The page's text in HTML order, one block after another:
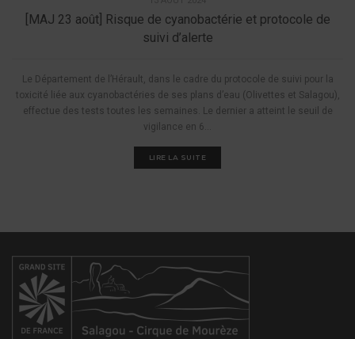
[MAJ 23 août] Risque de cyanobactérie et protocole de
suivi d’alerte
Le Département de l’Hérault, dans le cadre du protocole de suivi pour la
toxicité liée aux cyanobactéries de ses plans d’eau (Olivettes et Salagou),
effectue des tests toutes les semaines. Le dernier a atteint le seuil de
vigilance en 6...
LIRE LA SUITE